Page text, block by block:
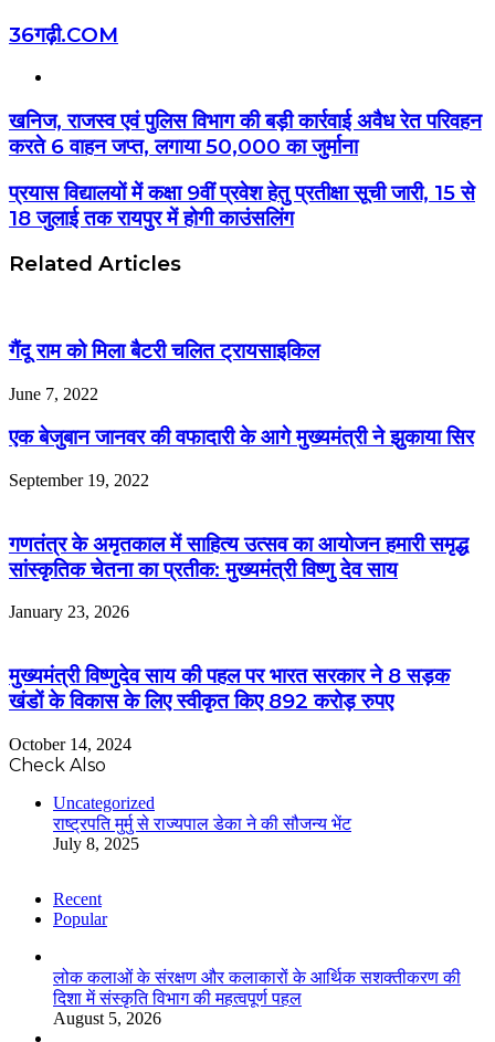
36गढ़ी.COM
खनिज, राजस्व एवं पुलिस विभाग की बड़ी कार्रवाई अवैध रेत परिवहन
करते 6 वाहन जप्त, लगाया 50,000 का जुर्माना
प्रयास विद्यालयों में कक्षा 9वीं प्रवेश हेतु प्रतीक्षा सूची जारी, 15 से
18 जुलाई तक रायपुर में होगी काउंसलिंग
Related Articles
गैंदू राम को मिला बैटरी चलित ट्रायसाइकिल
June 7, 2022
एक बेजुबान जानवर की वफादारी के आगे मुख्यमंत्री ने झुकाया सिर
September 19, 2022
गणतंत्र के अमृतकाल में साहित्य उत्सव का आयोजन हमारी समृद्ध
सांस्कृतिक चेतना का प्रतीक: मुख्यमंत्री विष्णु देव साय
January 23, 2026
मुख्यमंत्री विष्णुदेव साय की पहल पर भारत सरकार ने 8 सड़क
खंडों के विकास के लिए स्वीकृत किए 892 करोड़ रुपए
October 14, 2024
Check Also
Uncategorized
राष्ट्रपति मुर्मु से राज्यपाल डेका ने की सौजन्य भेंट
July 8, 2025
Recent
Popular
लोक कलाओं के संरक्षण और कलाकारों के आर्थिक सशक्तीकरण की
दिशा में संस्कृति विभाग की महत्वपूर्ण पहल
August 5, 2026